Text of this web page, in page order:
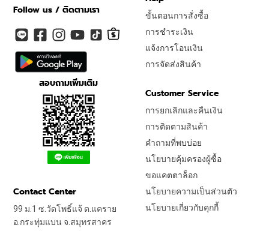
Follow us / ติดตามเรา
สอบถามเพิ่มเติม
ขั้นตอนการสั่งซื้อ
การชำระเงิน
แจ้งการโอนเงิน
การจัดส่งสินค้า
Customer Service
การยกเลิกและคืนเงิน
การติดตามสินค้า
คำถามที่พบบ่อย
นโยบายคุ้มครองผู้ซื้อ
ขอแคตตาล็อก
นโยบายความเป็นส่วนตัว
นโยบายเกี่ยวกับคุกกี้
Contact Center
99 ม.1 ซ.วัดโพธิ์แจ้ ต.แคราย
อ.กระทุ่มแบน จ.สมุทรสาคร